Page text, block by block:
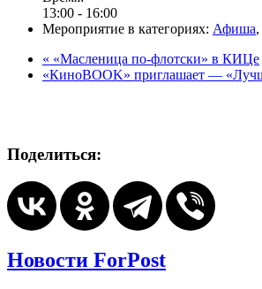
13:00 - 16:00
Мероприятие в категориях: Афиша,
« «Масленица по-флотски» в КИЦе
«КиноBOOK» приглашает —
Поделиться:
Новости ForPost